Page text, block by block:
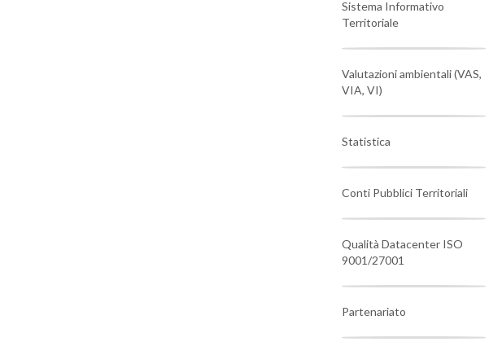
Sistema Informativo
Territoriale
Valutazioni ambientali (VAS,
VIA, VI)
Statistica
Conti Pubblici Territoriali
Qualità Datacenter ISO
9001/27001
Partenariato